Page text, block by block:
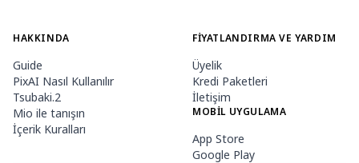
HAKKINDA
Guide
PixAI Nasıl Kullanılır
Tsubaki.2
Mio ile tanışın
İçerik Kuralları
FIYATLANDIRMA VE YARDIM
Üyelik
Kredi Paketleri
İletişim
MOBIL UYGULAMA
App Store
Google Play